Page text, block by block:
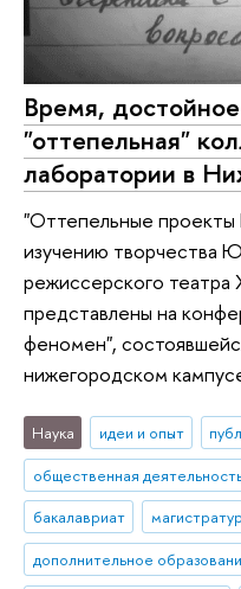
Время,
"оттепельная"
лаборатории в
"Оттепельные
изучению творчества
режиссерского театра
представлены на
феномен",
нижегородском
Наука идеи и опыт
общественная
бакалавриат
дополнительное